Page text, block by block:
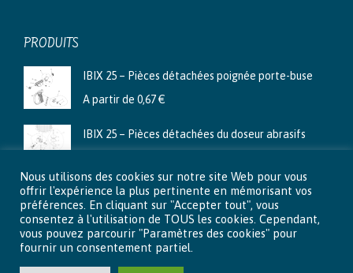
PRODUITS
IBIX 25 – Pièces détachées poignée porte-buse
A partir de 0,67€
IBIX 25 – Pièces détachées du doseur abrasifs
Ibix 9 - Pièces détachées du doseur abrasifs
A partir de2,66€
Nous utilisons des cookies sur notre site Web pour vous
offrir l'expérience la plus pertinente en mémorisant vos
préférences. En cliquant sur "Accepter tout", vous
consentez à l'utilisation de TOUS les cookies. Cependant,
vous pouvez parcourir "Paramètres des cookies" pour
fournir un consentement partiel.